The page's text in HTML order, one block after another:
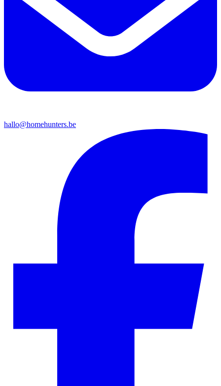
hallo@homehunters.be